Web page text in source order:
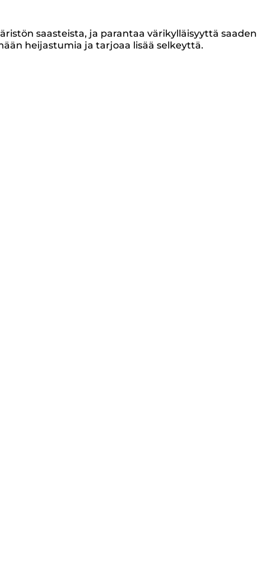
saasteista, ja parantaa värikylläisyyttä saaden
heijastumia ja tarjoaa lisää selkeyttä.